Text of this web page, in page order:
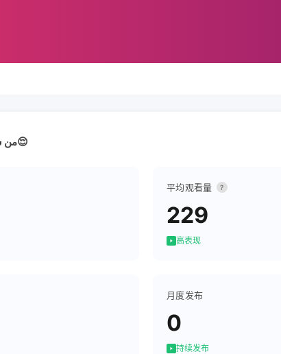
من شدة حبي لـك سأعلمك كل عاداتي السيئة😌
平均观看量 ?
229
高表现
月度发布
0
持续发布